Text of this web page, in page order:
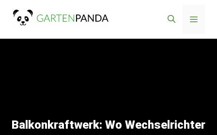
Inhalt
Menü
Balkonkraftwerk: Wo Wechselrichter